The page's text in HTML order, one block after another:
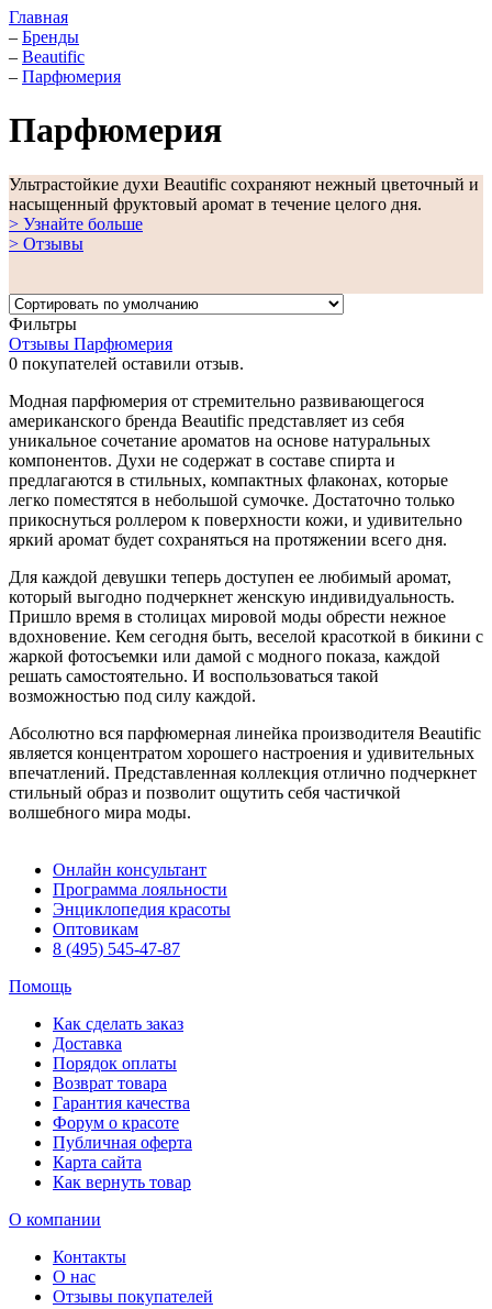
Главная
– Бренды
– Beautific
– Парфюмерия
Парфюмерия
Ультрастойкие духи Beautific сохраняют нежный цветочный и
насыщенный фруктовый аромат в течение целого дня.
> Узнайте больше
> Отзывы
Фильтры
Отзывы Парфюмерия
0 покупателей оставили отзыв.
Модная парфюмерия от стремительно развивающегося
американского бренда Beautific представляет из себя
уникальное сочетание ароматов на основе натуральных
компонентов. Духи не содержат в составе спирта и
предлагаются в стильных, компактных флаконах, которые
легко поместятся в небольшой сумочке. Достаточно только
прикоснуться роллером к поверхности кожи, и удивительно
яркий аромат будет сохраняться на протяжении всего дня.
Для каждой девушки теперь доступен ее любимый аромат,
который выгодно подчеркнет женскую индивидуальность.
Пришло время в столицах мировой моды обрести нежное
вдохновение. Кем сегодня быть, веселой красоткой в бикини с
жаркой фотосъемки или дамой с модного показа, каждой
решать самостоятельно. И воспользоваться такой
возможностью под силу каждой.
Абсолютно вся парфюмерная линейка производителя Beautific
является концентратом хорошего настроения и удивительных
впечатлений. Представленная коллекция отлично подчеркнет
стильный образ и позволит ощутить себя частичкой
волшебного мира моды.
Онлайн консультант
Программа лояльности
Энциклопедия красоты
Оптовикам
8 (495) 545-47-87
Помощь
Как сделать заказ
Доставка
Порядок оплаты
Возврат товара
Гарантия качества
Форум о красоте
Публичная оферта
Карта сайта
Как вернуть товар
О компании
Контакты
О нас
Отзывы покупателей